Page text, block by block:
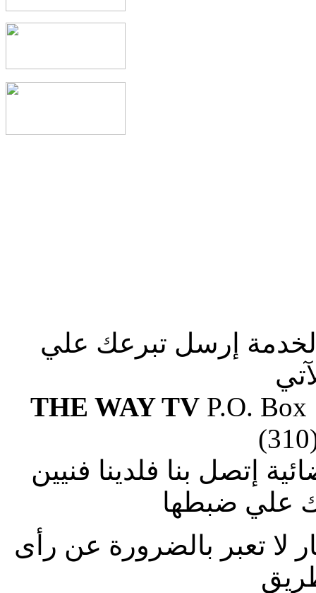
إرسل تبرعك علي
THE WAY TVP.O. Box
إتصل بنا فلدينا فنيين
علي ضبطها
لا تعبر بالضرورة عن رأى